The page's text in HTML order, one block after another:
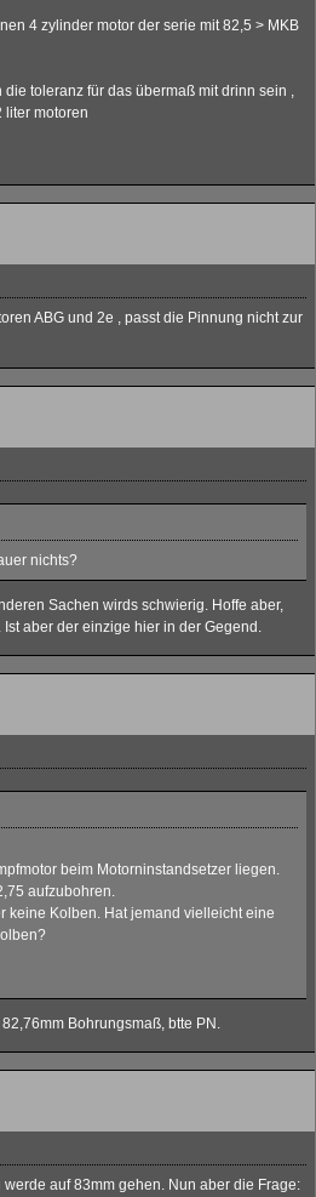
4 zylinder motor der serie mit 82,5 > MKB
toleranz für das übermaß mit drinn sein ,
liter motoren
ABG und 2e , passt die Pinnung nicht zur
nichts?
Sachen wirds schwierig. Hoffe aber,
aber der einzige hier in der Gegend.
beim Motorninstandsetzer liegen.
aufzubohren.
keine Kolben. Hat jemand vielleicht eine
Bohrungsmaß, btte PN.
auf 83mm gehen. Nun aber die Frage: